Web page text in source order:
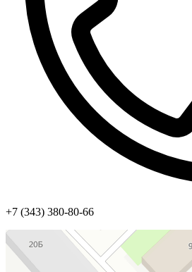
+7 (343) 380-80-66